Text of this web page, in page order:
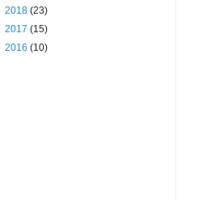
2018 (23)
2017 (15)
2016 (10)